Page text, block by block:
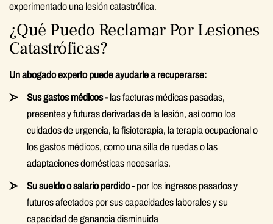
experimentado una lesión catastrófica.
¿Qué Puedo Reclamar Por Lesiones
Catastróficas?
Un abogado experto puede ayudarle a recuperarse:
Sus gastos médicos - las facturas médicas pasadas,
presentes y futuras derivadas de la lesión, así como los
cuidados de urgencia, la fisioterapia, la terapia ocupacional o
los gastos médicos, como una silla de ruedas o las
adaptaciones domésticas necesarias.
Su sueldo o salario perdido - por los ingresos pasados y
futuros afectados por sus capacidades laborales y su
capacidad de ganancia disminuida